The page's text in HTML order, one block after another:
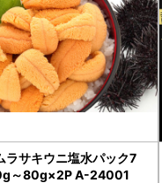
ラサキウニ塩水パック7
～80g×2P A-24001